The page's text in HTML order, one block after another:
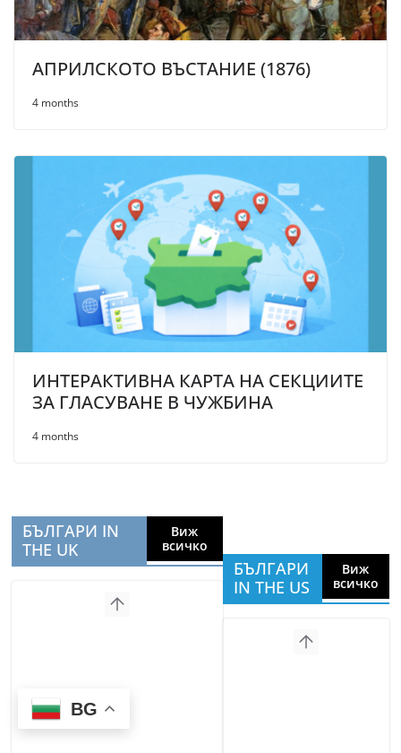
АПРИЛСКОТО ВЪСТАНИЕ (1876)
4 months
ИНТЕРАКТИВНА КАРТА НА СЕКЦИИТЕ
ЗА ГЛАСУВАНЕ В ЧУЖБИНА
4 months
БЪЛГАРИ IN
THE UK
Виж
всичко
БЪЛГАРИ
IN THE US
Виж
всичко
BG